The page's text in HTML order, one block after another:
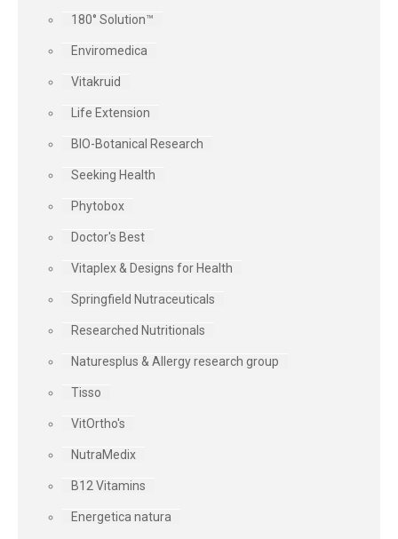
180° Solution™
Enviromedica
Vitakruid
Life Extension
BIO-Botanical Research
Seeking Health
Phytobox
Doctor's Best
Vitaplex & Designs for Health
Springfield Nutraceuticals
Researched Nutritionals
Naturesplus & Allergy research group
Tisso
VitOrtho's
NutraMedix
B12 Vitamins
Energetica natura